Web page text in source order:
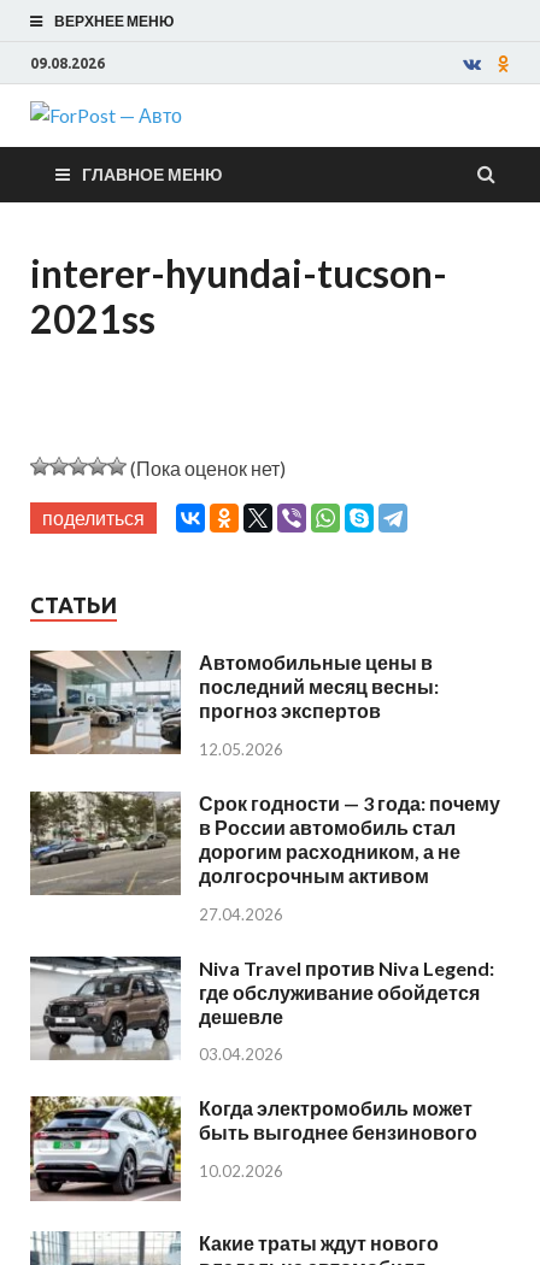
ВЕРХНЕЕ МЕНЮ
09.08.2026
ForPost —
Авто
ГЛАВНОЕ МЕНЮ
interer-hyundai-tucson-
2021ss
(Пока оценок нет)
поделиться
СТАТЬИ
Автомобильные цены в
последний месяц весны:
прогноз экспертов
12.05.2026
Срок годности — 3 года: почему
в России автомобиль стал
дорогим расходником, а не
долгосрочным активом
27.04.2026
Niva Travel против Niva Legend:
где обслуживание обойдется
дешевле
03.04.2026
Когда электромобиль может
быть выгоднее бензинового
10.02.2026
Какие траты ждут нового